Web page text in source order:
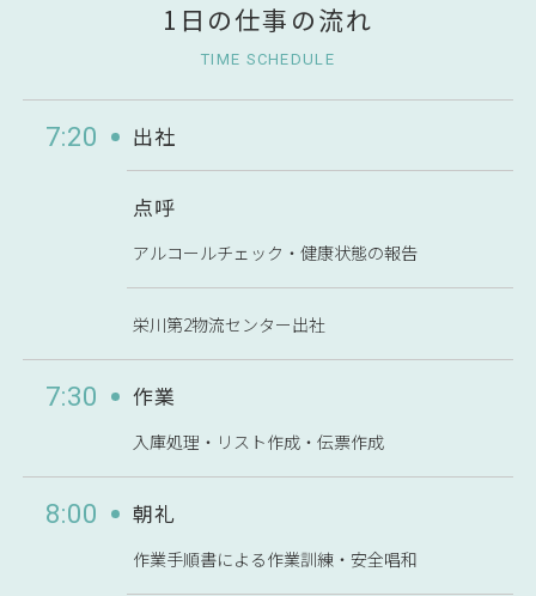
1日の仕事の流れ
TIME SCHEDULE
7:20 出社
点呼
アルコールチェック・健康状態の報告
栄川第2物流センター出社
7:30 作業
入庫処理・リスト作成・伝票作成
8:00 朝礼
作業手順書による作業訓練・安全唱和